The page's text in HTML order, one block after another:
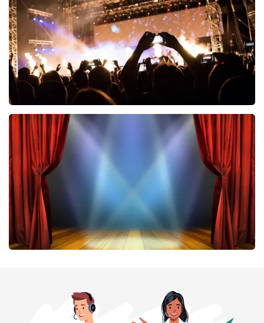
BESTEL NU
Don Omar
402 laatste 30 minuten
BESTEL NU
BESTEL NU